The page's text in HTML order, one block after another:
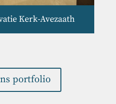
Kerk-Avezaath
portfolio